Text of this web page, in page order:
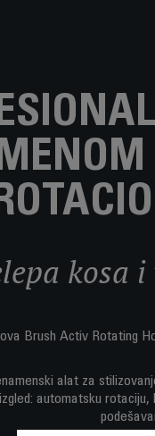
kosa
Brush Activ Rotating
alat za
izgled: automatsku